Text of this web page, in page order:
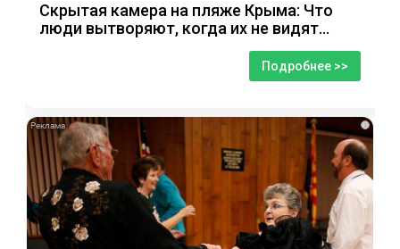
Скрытая камера на пляже Крыма: Что
люди вытворяют, когда их не видят...
Подробнее >>
i